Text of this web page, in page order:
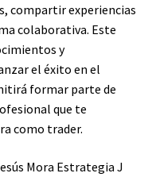
compartir experiencias
colaborativa. Este
y
el éxito en el
formar parte de
que te
como trader.
Mora Estrategia J